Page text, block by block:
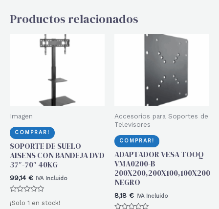
Productos relacionados
Imagen
COMPRAR!
SOPORTE DE SUELO
AISENS CON BANDEJA DVD
37″-70″ 40KG
99,14 € IVA Incluido
con
¡Solo 1 en stock!
Accesorios para Soportes de
Televisores
COMPRAR!
ADAPTADOR VESA TOOQ
VMA0200-B
200X200,200X100,100X200
NEGRO
8,18 € IVA Incluido